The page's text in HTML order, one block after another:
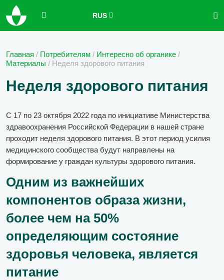
RUS
Главная / Потребителям / Интересно об органике /
Материалы / Неделя здорового питания
Неделя здорового питания
С 17 по 23 октября 2022 года по инициативе Министерства
здравоохранения Российской Федерации в нашей стране
проходит неделя здорового питания. В этот период усилия
медицинского сообщества будут направлены на
формирование у граждан культуры здорового питания.
Одним из важнейших
компонентов образа жизни,
более чем на 50%
определяющим состояние
здоровья человека, является
питание